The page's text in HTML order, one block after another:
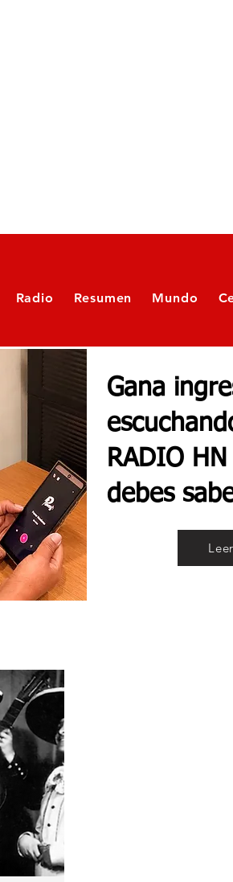
Radio Resumen Mundo
Gana
RADIO
debes